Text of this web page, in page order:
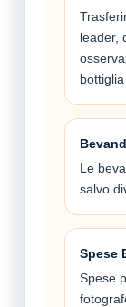
leader,
Le
salvo
Spese
Spese